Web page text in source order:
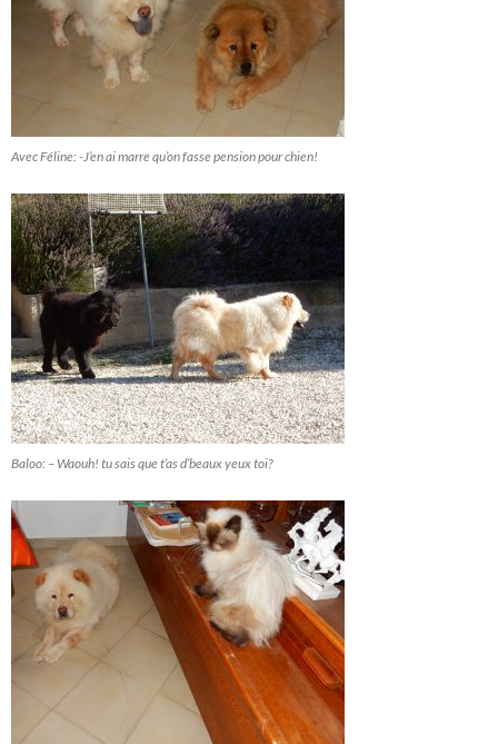
Avec Féline: -J’en ai marre qu’on fasse pension pour chien!
Baloo: – Waouh! tu sais que t’as d’beaux yeux toi?